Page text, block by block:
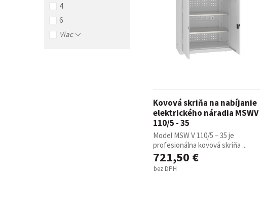
4
6
Viac
Kovová skriňa na nabíjanie
elektrického náradia MSWV
110/5 - 35
Model MSW V 110/5 – 35 je
profesionálna kovová skriňa ...
721,50 €
bez DPH